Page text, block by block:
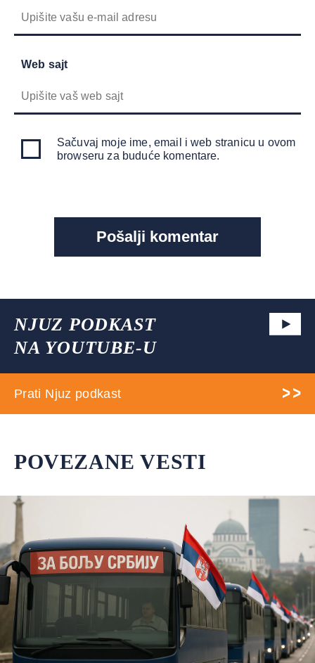
Web sajt
Sačuvaj moje ime, email i web stranicu u ovom
browseru za buduće komentare.
NJUZ PODKAST
NA YOUTUBE-U
Prati Njuz podkast
POVEZANE VESTI